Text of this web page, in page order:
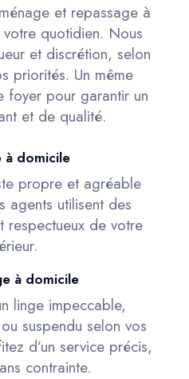
et repassage à
quotidien. Nous
et discrétion, selon
priorités. Un même
foyer pour garantir un
et de qualité.
à domicile
propre et agréable
agents utilisent des
respectueux de votre
à domicile
linge impeccable,
suspendu selon vos
d’un service précis,
contrainte.